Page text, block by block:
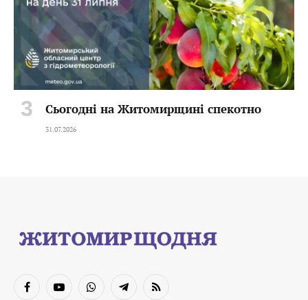
Сьогодні на Житомирщині спекотно
31.07.2026
FacebookYouTubeWhatsAppTelegramRSS